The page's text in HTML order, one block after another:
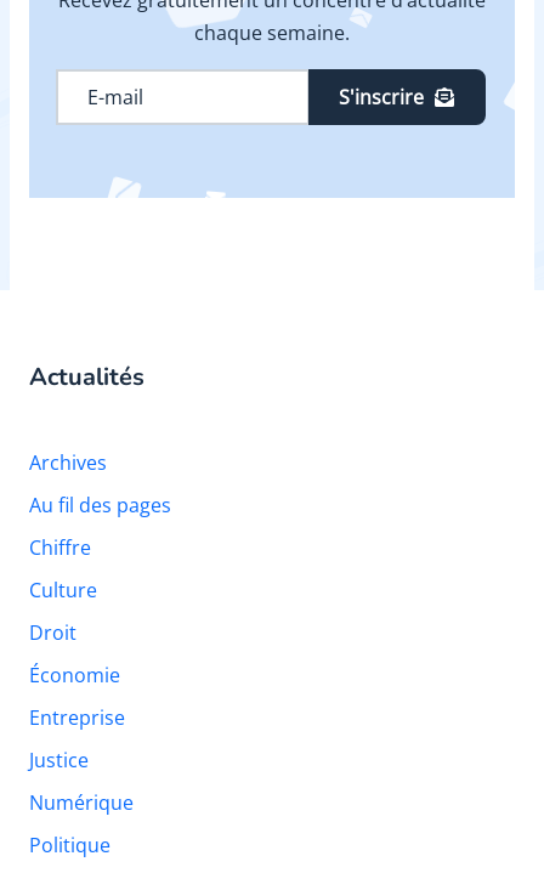
chaque semaine.
S'inscrire
Actualités
Archives
Au fil des pages
Chiffre
Culture
Droit
Économie
Entreprise
Justice
Numérique
Politique